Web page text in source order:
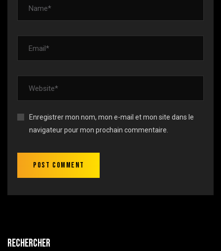
Enregistrer mon nom, mon e-mail et mon site dans le
navigateur pour mon prochain commentaire.
Rechercher